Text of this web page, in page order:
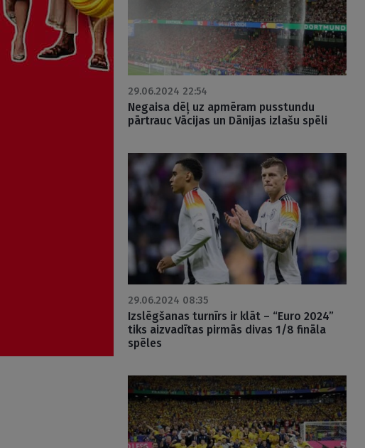
29.06.2024 22:54
Negaisa dēļ uz apmēram pusstundu
pārtrauc Vācijas un Dānijas izlašu spēli
29.06.2024 08:35
Izslēgšanas turnīrs ir klāt – “Euro 2024”
tiks aizvadītas pirmās divas 1/8 fināla
spēles